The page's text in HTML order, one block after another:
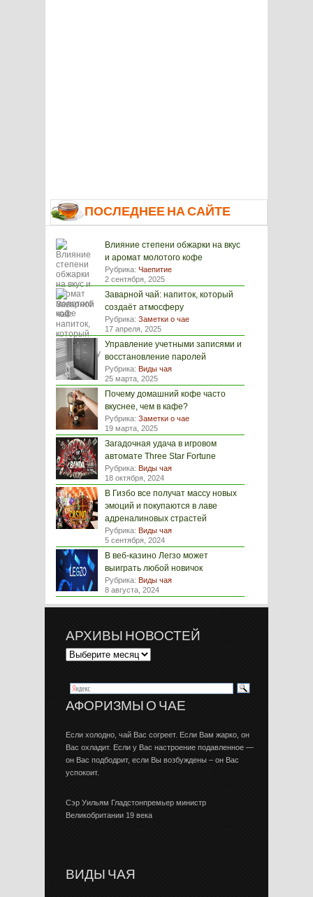
ПОСЛЕДНЕЕ НА САЙТЕ
Влияние степени обжарки на вкус
и аромат молотого кофе
Рубрика: Чаепитие
2 сентября, 2025
Заварной чай: напиток, который
создаёт атмосферу
Рубрика: Заметки о чае
17 апреля, 2025
Управление учетными записями и
восстановление паролей
Рубрика: Виды чая
25 марта, 2025
Почему домашний кофе часто
вкуснее, чем в кафе?
Рубрика: Заметки о чае
19 марта, 2025
Загадочная удача в игровом
автомате Three Star Fortune
Рубрика: Виды чая
18 октября, 2024
В Гизбо все получат массу новых
эмоций и покупаются в лаве
адреналиновых страстей
Рубрика: Виды чая
5 сентября, 2024
В веб-казино Легзо может
выиграть любой новичок
Рубрика: Виды чая
8 августа, 2024
АРХИВЫ НОВОСТЕЙ
АФОРИЗМЫ О ЧАЕ
Если холодно, чай Вас согреет. Если Вам жарко, он
Вас охладит. Если у Вас настроение подавленное —
он Вас подбодрит, если Вы возбуждены – он Вас
успокоит.
Сэр Уильям Гладстонпремьер министр
Великобритании 19 века
ВИДЫ ЧАЯ